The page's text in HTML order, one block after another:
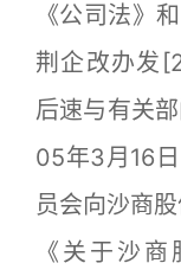
《公司法》
荆企改办发
后速与有关
05年3月16
员会向沙商
《关于沙